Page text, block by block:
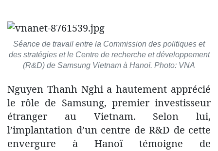
Séance de travail entre la Commission des politiques et
des stratégies et le Centre de recherche et développement
(R&D) de Samsung Vietnam à Hanoï. Photo: VNA
Nguyen Thanh Nghi a hautement apprécié
le rôle de Samsung, premier investisseur
étranger au Vietnam. Selon lui,
l’implantation d’un centre de R&D de cette
envergure à Hanoï témoigne de